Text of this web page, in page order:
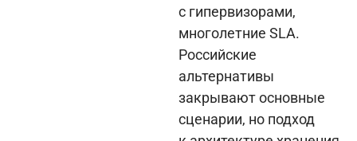
с гипервизорами,
многолетние SLA.
Российские
альтернативы
закрывают основные
сценарии, но подход